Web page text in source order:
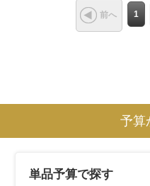
前へ 1
予算
単品予算で探す